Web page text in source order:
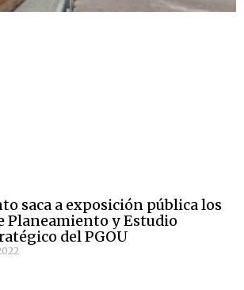
saca a exposición pública los
Planeamiento y Estudio
del PGOU